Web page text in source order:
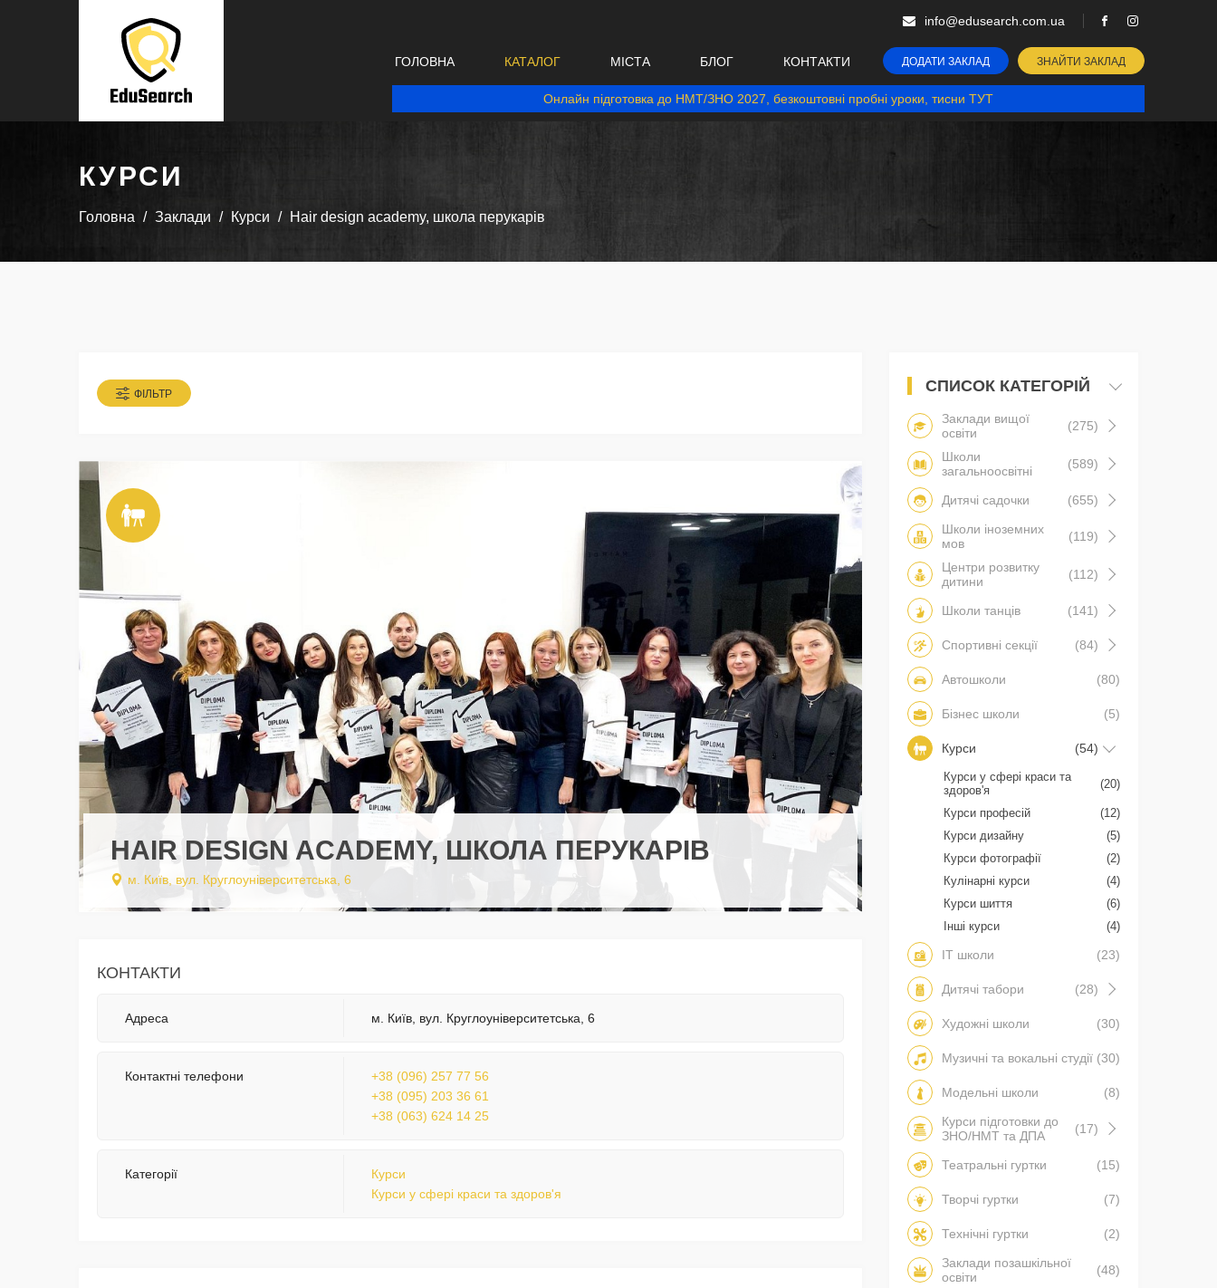
info@edusearch.com.ua
ГОЛОВНА КАТАЛОГ МІСТА БЛОГ КОНТАКТИ ДОДАТИ ЗАКЛАД ЗНАЙТИ ЗАКЛАД
Онлайн підготовка до НМТ/ЗНО 2027, безкоштовні пробні уроки, тисни ТУТ
КУРСИ
Головна Заклади Курси Hair design academy, школа перукарів
ФІЛЬТР
HAIR DESIGN ACADEMY, ШКОЛА ПЕРУКАРІВ
м. Київ, вул. Круглоуніверситетська, 6
КОНТАКТИ
Адреса м. Київ, вул. Круглоуніверситетська, 6
Контактні телефони
+38 (096) 257 77 56
+38 (095) 203 36 61
+38 (063) 624 14 25
Категорії
Курси
Курси у сфері краси та здоров'я
СПИСОК КАТЕГОРІЙ
Заклади вищої
освіти
(275)
Школи
загальноосвітні
(589)
Дитячі садочки
(655)
Школи іноземних
мов
(119)
Центри розвитку
дитини
(112)
Школи танців (141)
Спортивні секції (84)
Автошколи (80)
Бізнес школи (5)
Курси (54)
Курси у сфері краси та
здоров'я
(20)
Курси професій
(12)
Курси дизайну
(5)
Курси фотографії
(2)
Кулінарні курси
(4)
Курси шиття
(6)
Інші курси
(4)
IT школи (23)
Дитячі табори (28)
Художні школи (30)
Музичні та вокальні студії (30)
Модельні школи
(8)
Курси підготовки до
ЗНО/НМТ та ДПА
(17)
Театральні гуртки (15)
Творчі гуртки (7)
Технічні гуртки
(2)
Заклади позашкільної
освіти
(48)